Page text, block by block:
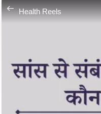
Health Reels